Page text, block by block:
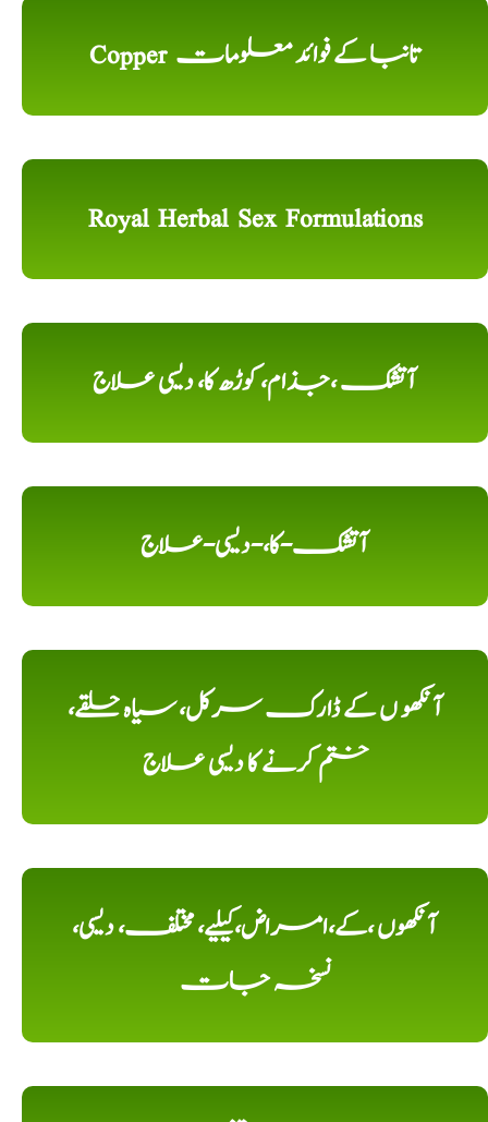
Copper تانبا کے فوائد معلومات
Royal Herbal Sex Formulations
آتشک ،جذام، کوڑھ کا، دیسی علاج
آتشک-کا،-دیسی-علاج
آنکھو ں کے ڈارک سرکل، سیاہ حلقے،
ختم کرنے کا دیسی علاج
آنکھوں ،کے،امراض،کیلیے، مختلف، دیسی،
نسخہ جات